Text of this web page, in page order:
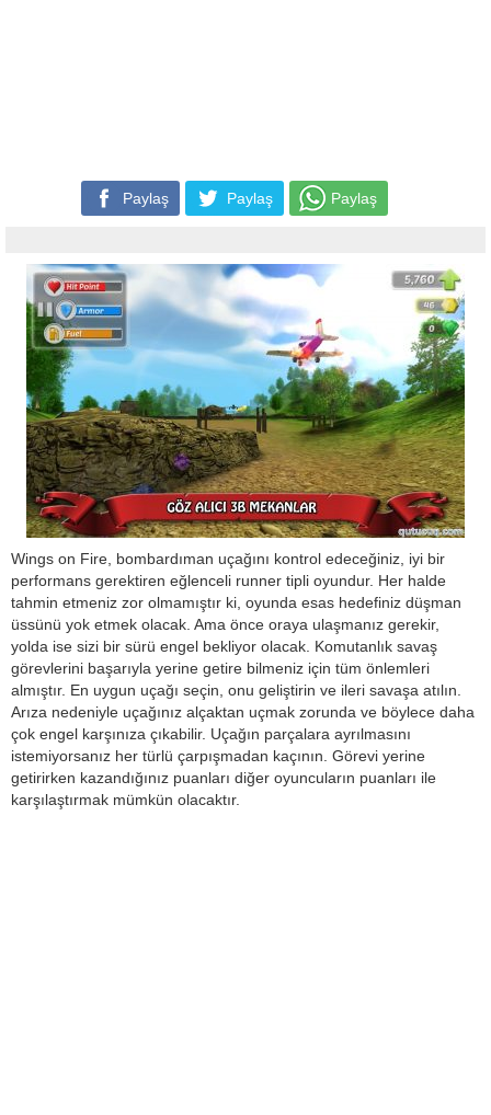
Paylaş Paylaş Paylaş
Wings on Fire, bombardıman uçağını kontrol edeceğiniz, iyi bir
performans gerektiren eğlenceli runner tipli oyundur. Her halde
tahmin etmeniz zor olmamıştır ki, oyunda esas hedefiniz düşman
üssünü yok etmek olacak. Ama önce oraya ulaşmanız gerekir,
yolda ise sizi bir sürü engel bekliyor olacak. Komutanlık savaş
görevlerini başarıyla yerine getire bilmeniz için tüm önlemleri
almıştır. En uygun uçağı seçin, onu geliştirin ve ileri savaşa atılın.
Arıza nedeniyle uçağınız alçaktan uçmak zorunda ve böylece daha
çok engel karşınıza çıkabilir. Uçağın parçalara ayrılmasını
istemiyorsanız her türlü çarpışmadan kaçının. Görevi yerine
getirirken kazandığınız puanları diğer oyuncuların puanları ile
karşılaştırmak mümkün olacaktır.